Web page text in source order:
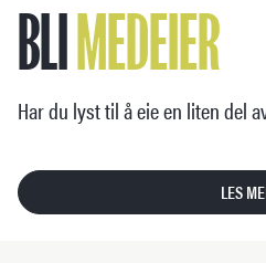
BLI MEDEIER
Har du lyst til å eie en liten del
LES